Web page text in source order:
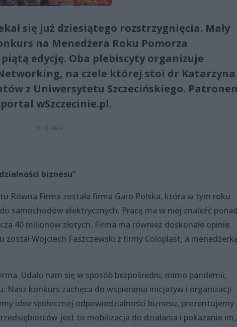
się już dziesiątego rozstrzygnięcia. Mały
na Menedżera Roku Pomorza
edycję. Oba plebiscyty organizuje
na czele której stoi dr Katarzyna
z Uniwersytetu Szczecińskiego.
wSzczecinie.pl.
biznesu”
Równa Firma została firma Garo Polska, która w tym roku
samochodów elektrycznych. Pracę ma w niej znaleźć ponad
40 milionów złotych. Firma ma również doskonałe opinie
Wojciech Faszczewski z firmy Coloplast, a
Udało nam się w sposób bezpośredni, mimo pandemii,
Nasz konkurs zachęca do wspierania inicjatyw i organizacji
idee społecznej odpowiedzialności biznesu, prezentujemy
jest to mobilizacja do działania i pokazanie im,